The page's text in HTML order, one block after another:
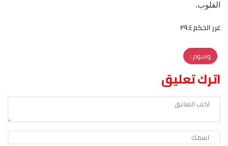
القلوب.
غرر الحكم ٢٩:٤
وسوم :
اترك تعليق